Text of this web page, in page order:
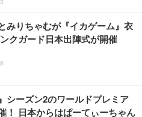
みりちゃむが『イカゲーム』衣
クガード日本出陣式が開催
シーズン2のワールドプレミア
！ 日本からはぱーてぃーちゃん